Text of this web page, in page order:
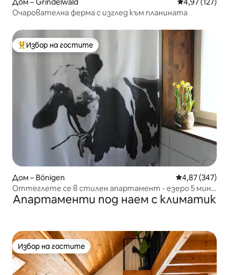
Очарователна ферма с изглед към планината
Най-популярен избор на гостите
Избор на гостите
Дом – Bönigen Средна
4,87 (347)
Оттеглете се в стилен апартамент - езеро 5 мин,
природа, релакс
Апартаменти под наем с климатик
Избор на гостите
Избор на гостите